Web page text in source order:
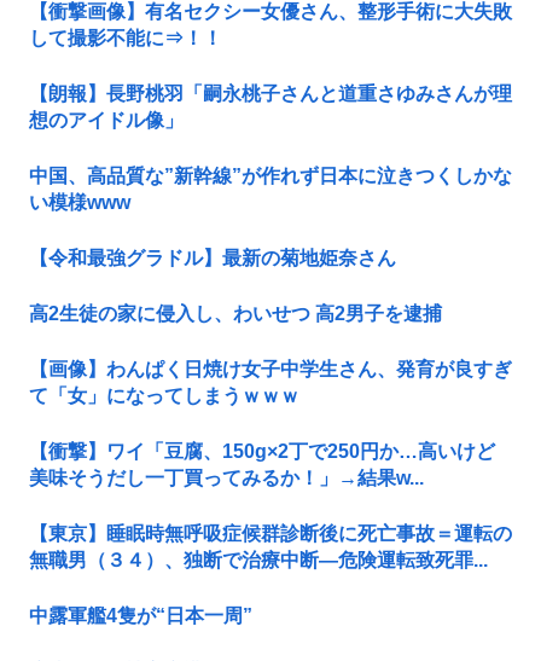
【衝撃画像】有名セクシー女優さん、整形手術に大失敗
して撮影不能に⇒！！
【朗報】長野桃羽「嗣永桃子さんと道重さゆみさんが理
想のアイドル像」
中国、高品質な”新幹線”が作れず日本に泣きつくしかな
い模様www
【令和最強グラドル】最新の菊地姫奈さん
高2生徒の家に侵入し、わいせつ 高2男子を逮捕
【画像】わんぱく日焼け女子中学生さん、発育が良すぎ
て「女」になってしまうｗｗｗ
【衝撃】ワイ「豆腐、150g×2丁で250円か…高いけど
美味そうだし一丁買ってみるか！」→結果w...
【東京】睡眠時無呼吸症候群診断後に死亡事故＝運転の
無職男（３４）、独断で治療中断―危険運転致死罪...
中露軍艦4隻が“日本一周”